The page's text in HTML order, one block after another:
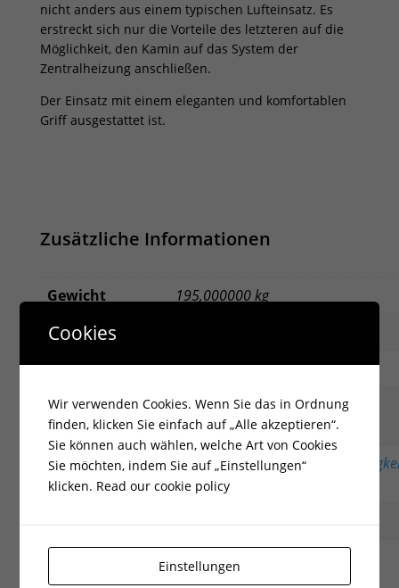
nicht anders aus einem typischen Lufteinsatz. Es
erstreckt sich nur die Vorteile des letzteren auf die
Möglichkeit, den Kamin auf das System der
Zentralheizung anschließen.
Der Einsatz mit einem eleganten und komfortablen
Griff ausgestattet ist.
Zusätzliche Informationen
Gewicht
195,000000 kg
EAN:
Energieklasse:
Aundefined
Zertifikat:
Ökodesign,zur Rekuperation
geeignet,BImSchV 2
Brennstoff:
Erfahrener Laubholz
20%)
Breite cm:
64.500000
Leistungsbereich
kW:
3.0 – 10.0
Cookies
Wir verwenden Cookies. Wenn Sie das in Ordnung
finden, klicken Sie einfach auf „Alle akzeptieren“.
Sie können auch wählen, welche Art von Cookies
Sie möchten, indem Sie auf „Einstellungen“
klicken. Read our cookie policy
Einstellungen